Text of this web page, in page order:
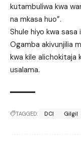
kutambuliwa kwa
na mkasa huo”.
Shule hiyo kwa sasa
Ogamba akivunjilia
kwa kile alichokitaja
usalama.
TAGGED: DCI Gilgil